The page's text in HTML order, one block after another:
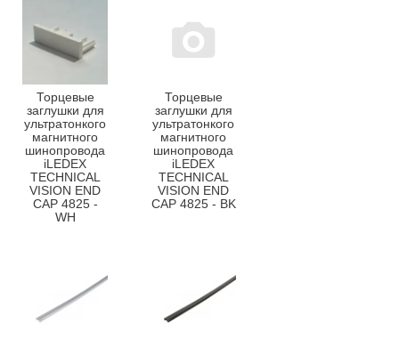
Торцевые
заглушки для
ультратонкого
магнитного
шинопровода
iLEDEX
TECHNICAL
VISION END
CAP 4825 -
WH
Торцевые
заглушки для
ультратонкого
магнитного
шинопровода
iLEDEX
TECHNICAL
VISION END
CAP 4825 - BK